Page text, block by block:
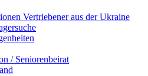
Vertriebener aus der Ukraine
/ Seniorenbeirat